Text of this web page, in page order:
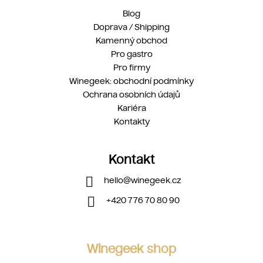
Blog
Doprava / Shipping
Kamenný obchod
Pro gastro
Pro firmy
Winegeek: obchodní podmínky
Ochrana osobních údajů
Kariéra
Kontakty
Kontakt
hello@winegeek.cz
+420 776 70 80 90
Winegeek shop